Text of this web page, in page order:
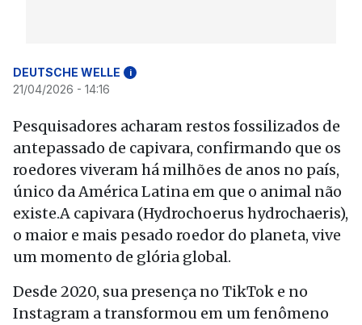
DEUTSCHE WELLE i
21/04/2026 - 14:16
Pesquisadores acharam restos fossilizados de
antepassado de capivara, confirmando que os
roedores viveram há milhões de anos no país,
único da América Latina em que o animal não
existe.A capivara (Hydrochoerus hydrochaeris),
o maior e mais pesado roedor do planeta, vive
um momento de glória global.
Desde 2020, sua presença no TikTok e no
Instagram a transformou em um fenômeno